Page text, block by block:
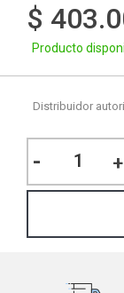
$
Producto
Distribuidor
- +